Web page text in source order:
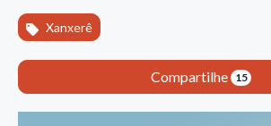
Xanxerê
Compartilhe 15